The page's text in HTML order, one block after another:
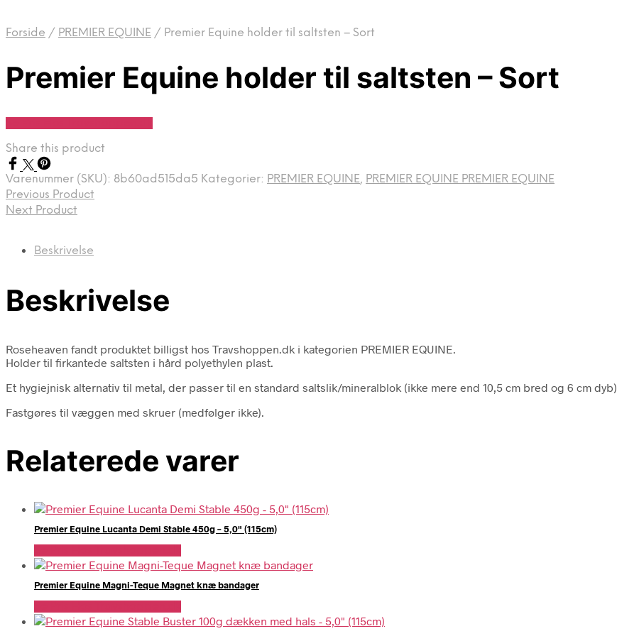
Forside / PREMIER EQUINE / Premier Equine holder til saltsten – Sort
Premier Equine holder til saltsten – Sort
Share this product
Varenummer (SKU): 8b60ad515da5 Kategorier: PREMIER EQUINE, PREMIER EQUINE PREMIER EQUINE
Previous Product
Next Product
Beskrivelse
Beskrivelse
Roseheaven fandt produktet billigst hos Travshoppen.dk i kategorien PREMIER EQUINE.
Holder til firkantede saltsten i hård polyethylen plast.
Et hygiejnisk alternativ til metal, der passer til en standard saltslik/mineralblok (ikke mere end 10,5 cm bred og 6 cm dyb).
Fastgøres til væggen med skruer (medfølger ikke).
Relaterede varer
Premier Equine Lucanta Demi Stable 450g – 5,0" (115cm)
Premier Equine Magni-Teque Magnet knæ bandager